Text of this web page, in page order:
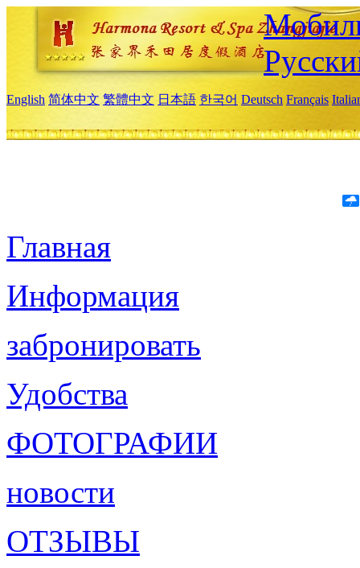
English 简体中文 繁體中文 日本語 한국어 Deutsch Français
Главная
Информация
забронировать
Удобства
ФОТОГРАФИИ
новости
ОТЗЫВЫ